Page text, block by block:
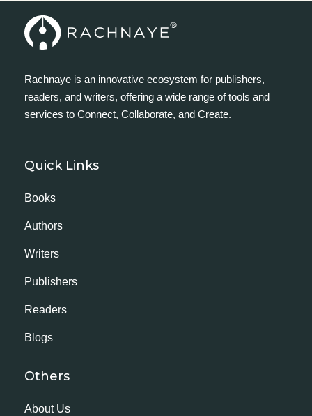
Rachnaye is an innovative ecosystem for publishers,
readers, and writers, offering a wide range of tools and
services to Connect, Collaborate, and Create.
Quick Links
Books
Authors
Writers
Publishers
Readers
Blogs
Others
About Us